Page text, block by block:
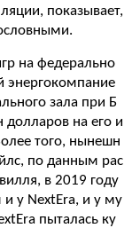
показывает,
на федерально
энергокомпание
зала при Б
на его и
того, нынешн
по данным рас
в 2019 году
у NextEra, и у му
пыталась ку